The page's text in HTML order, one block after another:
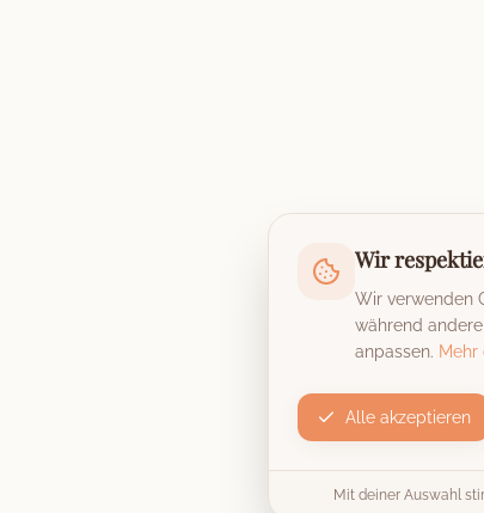
Wir
Wir verwenden
während
anpassen. Mehr
Alle akzeptieren
Mit deiner Auswahl